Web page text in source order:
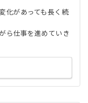
化があっても長く続
ら仕事を進めていき